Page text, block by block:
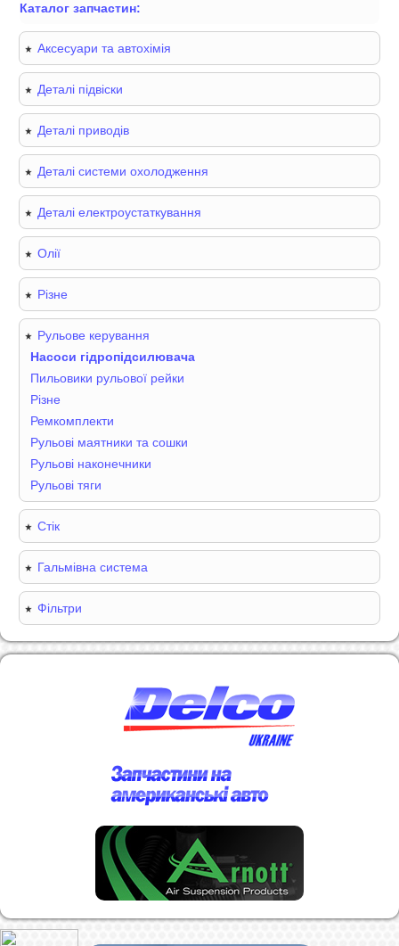
Каталог запчастин:
Аксесуари та автохімія
Деталі підвіски
Деталі приводів
Деталі системи охолодження
Деталі електроустаткування
Олії
Різне
Рульове керування
Насоси гідропідсилювача
Пильовики рульової рейки
Різне
Ремкомплекти
Рульові маятники та сошки
Рульові наконечники
Рульові тяги
Стік
Гальмівна система
Фільтри